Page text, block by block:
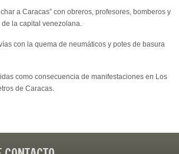
a Caracas” con obreros, profesores, bomberos y
la capital venezolana.
con la quema de neumáticos y potes de basura
como consecuencia de manifestaciones en Los
de Caracas.